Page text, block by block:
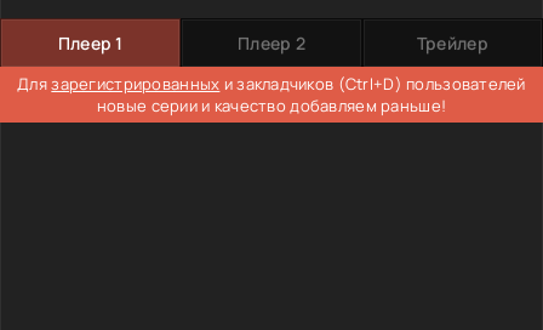
Плеер 1 Плеер 2 Трейлер
Длязарегистрированных и закладчиков (Ctrl+D) пользователей
новые серии и качество добавляем раньше!